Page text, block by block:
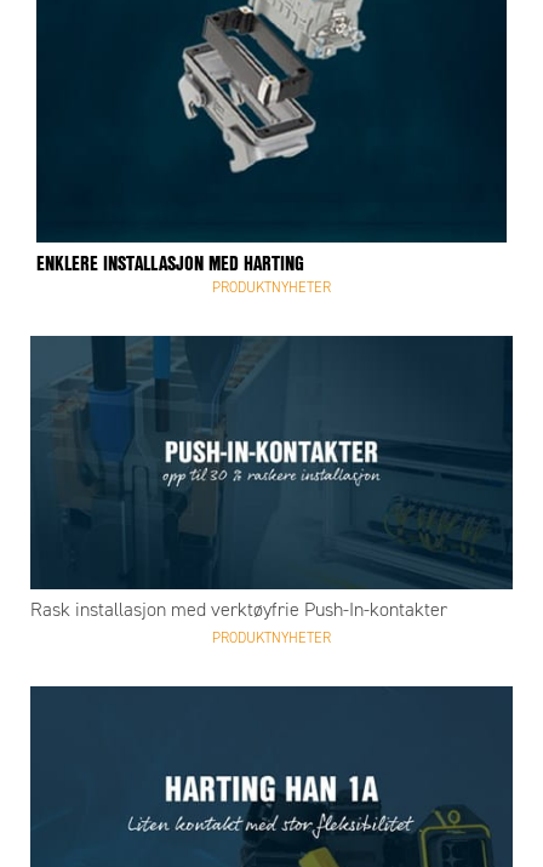
ENKLERE INSTALLASJON MED HARTING
PRODUKTNYHETER
Rask installasjon med verktøyfrie Push-In-kontakter
PRODUKTNYHETER